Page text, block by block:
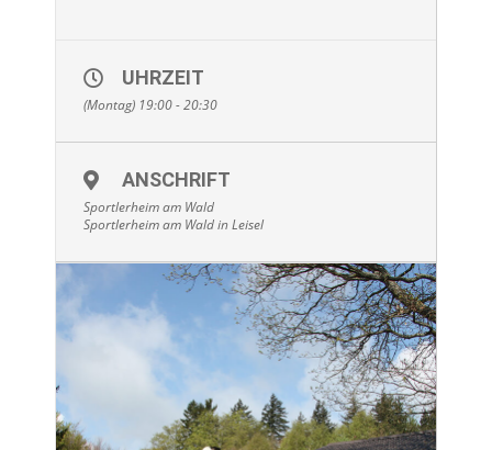
UHRZEIT
(Montag) 19:00 - 20:30
ANSCHRIFT
Sportlerheim am Wald
Sportlerheim am Wald in Leisel